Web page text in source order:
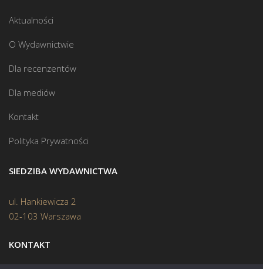
Aktualności
O Wydawnictwie
Dla recenzentów
Dla mediów
Kontakt
Polityka Prywatności
SIEDZIBA WYDAWNICTWA
ul. Hankiewicza 2
02-103 Warszawa
KONTAKT